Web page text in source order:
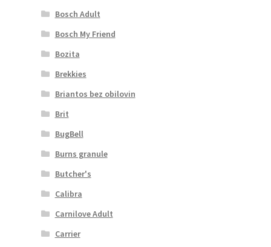
Bosch Adult
Bosch My Friend
Bozita
Brekkies
Briantos bez obilovin
Brit
BugBell
Burns granule
Butcher's
Calibra
Carnilove Adult
Carrier